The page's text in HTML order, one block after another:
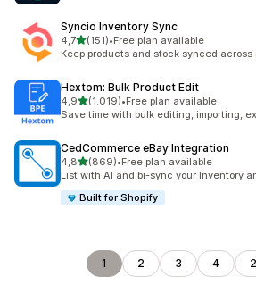
Syncio Inventory Sync
4,7de 5 estrelas
(151)
151 total de avaliações
•Free plan available
Keep products and stock synced across
Hextom: Bulk Product Edit
4,9de 5 estrelas
(1.019)
1019 total de avaliações
•Free plan available
Save time with bulk editing, importing,
CedCommerce eBay Integration
4,8de 5 estrelas
(869)
869 total de avaliações
•Free plan available
List with AI and bi-sync your Inventory
Built for Shopify
1 2 3 4